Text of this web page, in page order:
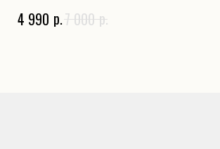
4 990 р.7 000 р.